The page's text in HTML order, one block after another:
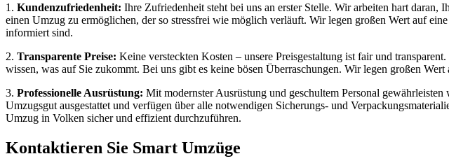
1. Kundenzufriedenheit: Ihre Zufriedenheit steht bei uns an erster Stelle. Wir arbeiten hart daran,
einen Umzug zu ermöglichen, der so stressfrei wie möglich verläuft. Wir legen großen Wert auf
informiert sind.
2. Transparente Preise: Keine versteckten Kosten – unsere Preisgestaltung ist fair und
wissen, was auf Sie zukommt. Bei uns gibt es keine bösen Überraschungen. Wir legen großen
3. Professionelle Ausrüstung: Mit modernster Ausrüstung und geschultem Personal
Umzugsgut ausgestattet und verfügen über alle notwendigen Sicherungs- und
Umzug in Volken sicher und effizient durchzuführen.
Kontaktieren Sie Smart Umzüge